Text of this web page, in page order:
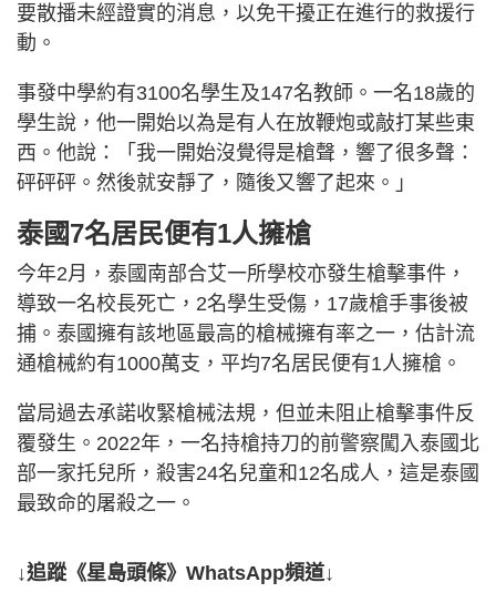
要散播未經證實的消息，以免干擾正在進行的救援行
動。
事發中學約有3100名學生及147名教師。一名18歲的
學生說，他一開始以為是有人在放鞭炮或敲打某些東
西。他說：「我一開始沒覺得是槍聲，響了很多聲：
砰砰砰。然後就安靜了，隨後又響了起來。」
泰國7名居民便有1人擁槍
今年2月，泰國南部合艾一所學校亦發生槍擊事件，
導致一名校長死亡，2名學生受傷，17歲槍手事後被
捕。泰國擁有該地區最高的槍械擁有率之一，估計流
通槍械約有1000萬支，平均7名居民便有1人擁槍。
當局過去承諾收緊槍械法規，但並未阻止槍擊事件反
覆發生。2022年，一名持槍持刀的前警察闖入泰國北
部一家托兒所，殺害24名兒童和12名成人，這是泰國
最致命的屠殺之一。
↓追蹤《星島頭條》WhatsApp頻道↓